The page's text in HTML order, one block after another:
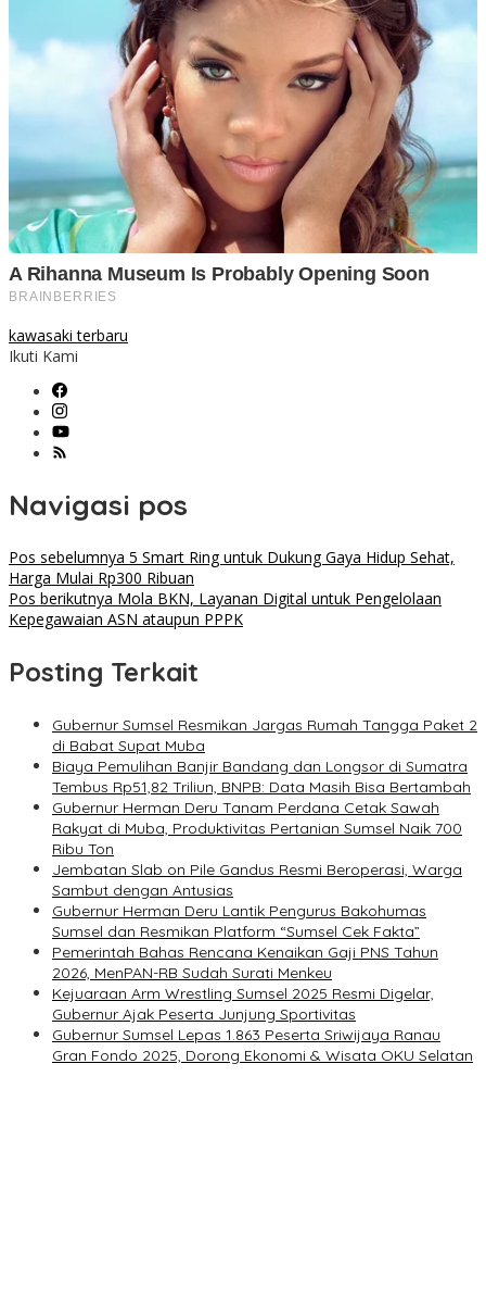
kawasaki terbaru
Ikuti Kami
Navigasi pos
Pos sebelumnya 5 Smart Ring untuk Dukung Gaya Hidup Sehat,
Harga Mulai Rp300 Ribuan
Pos berikutnya Mola BKN, Layanan Digital untuk Pengelolaan
Kepegawaian ASN ataupun PPPK
Posting Terkait
Gubernur Sumsel Resmikan Jargas Rumah Tangga Paket 2
di Babat Supat Muba
Biaya Pemulihan Banjir Bandang dan Longsor di Sumatra
Tembus Rp51,82 Triliun, BNPB: Data Masih Bisa Bertambah
Gubernur Herman Deru Tanam Perdana Cetak Sawah
Rakyat di Muba, Produktivitas Pertanian Sumsel Naik 700
Ribu Ton
Jembatan Slab on Pile Gandus Resmi Beroperasi, Warga
Sambut dengan Antusias
Gubernur Herman Deru Lantik Pengurus Bakohumas
Sumsel dan Resmikan Platform “Sumsel Cek Fakta”
Pemerintah Bahas Rencana Kenaikan Gaji PNS Tahun
2026, MenPAN-RB Sudah Surati Menkeu
Kejuaraan Arm Wrestling Sumsel 2025 Resmi Digelar,
Gubernur Ajak Peserta Junjung Sportivitas
Gubernur Sumsel Lepas 1.863 Peserta Sriwijaya Ranau
Gran Fondo 2025, Dorong Ekonomi & Wisata OKU Selatan